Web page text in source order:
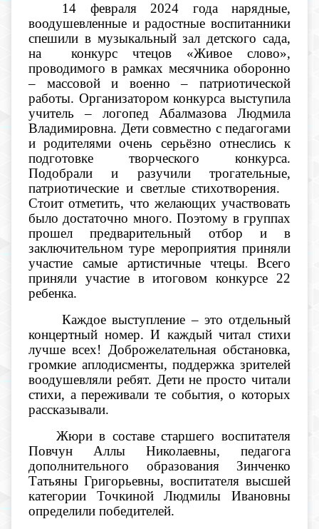
14 февраля 2024 года нарядные,
воодушевленные и радостные воспитанники
спешили в музыкальный зал детского сада,
на конкурс чтецов «Живое слово»,
проводимого в рамках месячника оборонно
– массовой и военно – патриотической
работы. Организатором конкурса выступила
учитель – логопед Абалмазова Людмила
Владимировна. Дети совместно с педагогами
и родителями очень серьёзно отнеслись к
подготовке творческого конкурса.
Подобрали и разучили трогательные,
патриотические и светлые стихотворения.
Стоит отметить, что желающих участвовать
было достаточно много. Поэтому в группах
прошел предварительный отбор и в
заключительном туре мероприятия приняли
участие самые артистичные чтецы. Всего
приняли участие в итоговом конкурсе 22
ребенка.
Каждое выступление – это отдельный
концертный номер. И каждый читал стихи
лучше всех! Доброжелательная обстановка,
громкие аплодисменты, поддержка зрителей
воодушевляли ребят. Дети не просто читали
стихи, а переживали те события, о которых
рассказывали.
Жюри в составе старшего воспитателя
Повчун Аллы Николаевны, педагога
дополнительного образования Зинченко
Татьяны Григорьевны, воспитателя высшей
категории Точкиной Людмилы Ивановны
определили победителей.